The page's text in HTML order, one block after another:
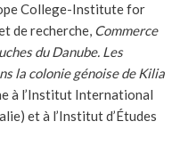
College-Institute for
de recherche, Commerce
du Danube. Les
la colonie génoise de Kilia
à l’Institut International
et à l’Institut d’Études